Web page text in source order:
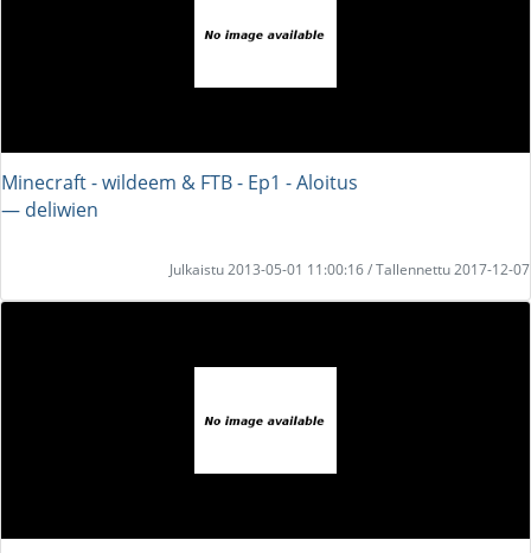
Minecraft - wildeem & FTB - Ep1 - Aloitus
― deliwien
Julkaistu 2013-05-01 11:00:16 / Tallennettu 2017-12-07